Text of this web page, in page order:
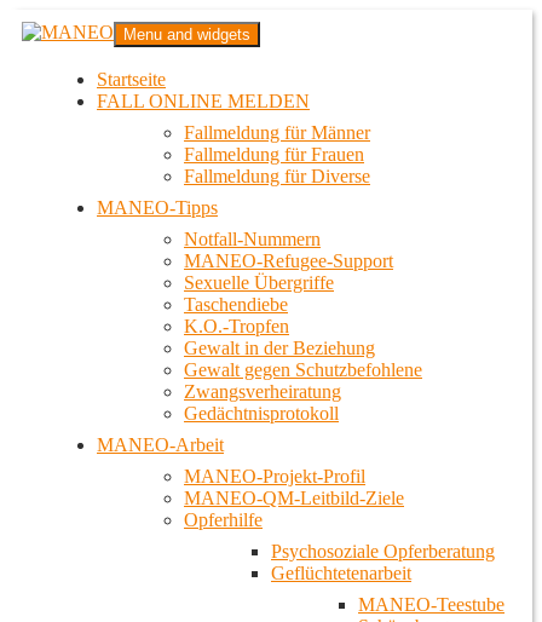
Zum
InhaltMANEO
Das schwule Anti-Gewalt-Projekt in Berlin
Menu and widgets
Startseite
FALL ONLINE MELDEN
Fallmeldung für Männer
Fallmeldung für Frauen
Fallmeldung für Diverse
MANEO-Tipps
Notfall-Nummern
MANEO-Refugee-Support
Sexuelle Übergriffe
Taschendiebe
K.O.-Tropfen
Gewalt in der Beziehung
Gewalt gegen Schutzbefohlene
Zwangsverheiratung
Gedächtnisprotokoll
MANEO-Arbeit
MANEO-Projekt-Profil
MANEO-QM-Leitbild-Ziele
Opferhilfe
Psychosoziale Opferberatung
Geflüchtetenarbeit
MANEO-Teestube